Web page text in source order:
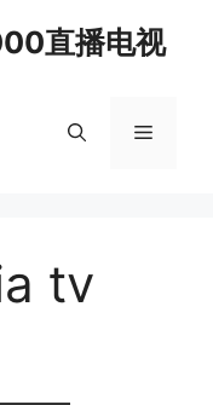
直播电视
Menu
tv